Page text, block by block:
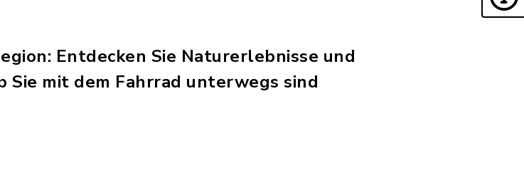
Entdecken Sie Naturerlebnisse und
mit dem Fahrrad unterwegs sind